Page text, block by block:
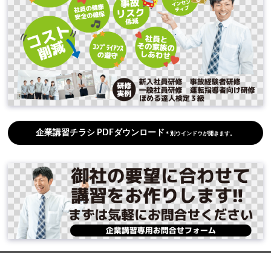
企業講習チラシ PDFダウンロード ＊別ウインドウが開きます。